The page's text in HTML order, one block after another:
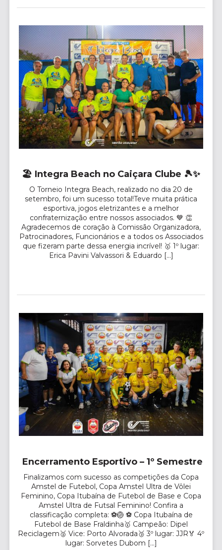
🏖️ Integra Beach no Caiçara Clube 🎾✨
O Torneio Integra Beach, realizado no dia 20 de
setembro, foi um sucesso total!Teve muita prática
esportiva, jogos eletrizantes e a melhor
confraternização entre nossos associados. 💙 👏
Agradecemos de coração à Comissão Organizadora,
Patrocinadores, Funcionários e a todos os Associados
que fizeram parte dessa energia incrível! 🥇 1º lugar:
Erica Pavini Valvassori & Eduardo […]
Encerramento Esportivo – 1º Semestre
Finalizamos com sucesso as competições da Copa
Amstel de Futebol, Copa Amstel Ultra de Vôlei
Feminino, Copa Itubaína de Futebol de Base e Copa
Amstel Ultra de Futsal Feminino! Confira a
classificação completa: ⚽🏐 ⚽ Copa Itubaína de
Futebol de Base Fraldinha🥇 Campeão: Dipel
Reciclagem🥈 Vice: Porto Alvorada🥉 3º lugar: JJR🏅 4º
lugar: Sorvetes Dubom […]